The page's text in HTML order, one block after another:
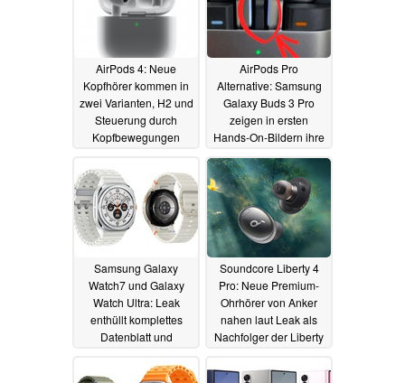
AirPods 4: Neue
Kopfhörer kommen in
zwei Varianten, H2 und
Steuerung durch
Kopfbewegungen
AirPods Pro
Alternative: Samsung
Galaxy Buds 3 Pro
zeigen in ersten
Hands-On-Bildern ihre
"Blade-Lights"05.07.2024
Samsung Galaxy
Watch7 und Galaxy
Watch Ultra: Leak
enthüllt komplettes
Datenblatt und
01.07.2024
Soundcore Liberty 4
Pro: Neue Premium-
Ohrhörer von Anker
nahen laut Leak als
Nachfolger der Liberty